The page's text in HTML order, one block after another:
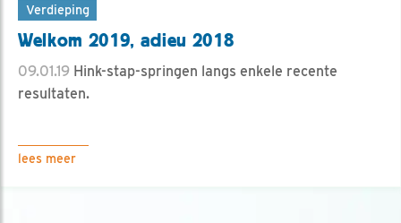
Verdieping
Welkom 2019, adieu 2018
09.01.19 Hink-stap-springen langs enkele recente
resultaten.
lees meer